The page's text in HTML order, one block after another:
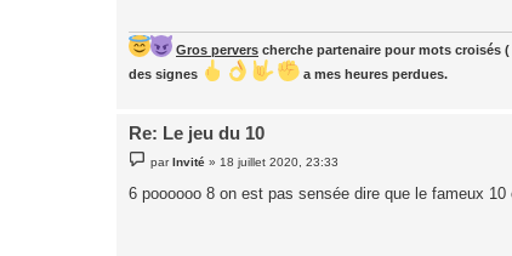
Gros pervers cherche partenaire pour mots croisés
des signes
a mes heures perdues.
Re: Le jeu du 10
e
s
parInvité » 18 juillet 2020, 23:33
6 poooooo 8 on est pas sensée dire que le fameux